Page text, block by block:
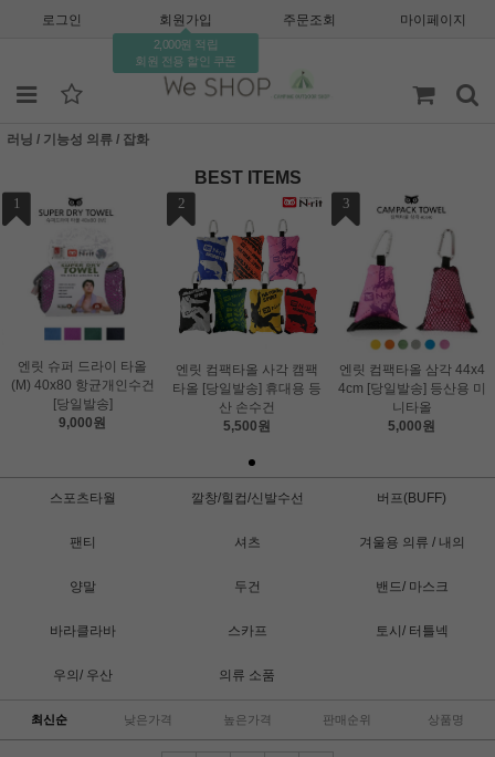
로그인 회원가입
2,000원 적립
회원 전용 할인 쿠폰
주문조회 마이페이지
러닝 / 기능성 의류 / 잡화
BEST ITEMS
1
엔릿 슈퍼 드라이 타올
(M) 40x80 항균개인수건
[당일발송]
9,000원
2
엔릿 컴팩타올 사각 캠팩
타올 [당일발송] 휴대용 등
산 손수건
5,500원
3
엔릿 컴팩타올 삼각 44x4
4cm [당일발송] 등산용 미
니타올
5,000원
스포츠타월 깔창/힐컵/신발수선 버프(BUFF)
팬티 셔츠 겨울용 의류 / 내의
양말 두건 밴드/ 마스크
바라클라바 스카프 토시/ 터틀넥
우의/ 우산 의류 소품
최신순 낮은가격 높은가격 판매순위 상품명